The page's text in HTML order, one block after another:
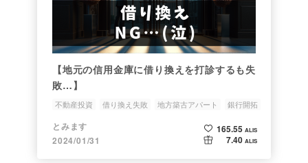
【地元の信用金庫に借り換えを打診するも失
敗…】
不動産投資 借り換え失敗 地方築古アパート 銀行開拓
とみます
2024/01/31
165.55 ALIS
7.40 ALIS